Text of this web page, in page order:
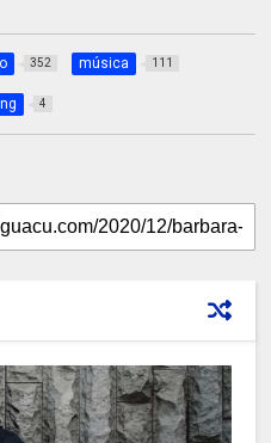
352 música 111
4